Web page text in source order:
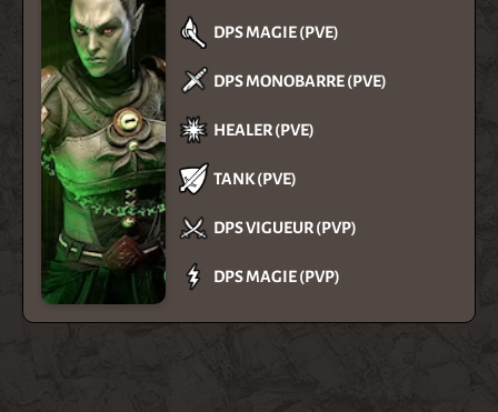
DPS MAGIE (PVE)
DPS MONOBARRE (PVE)
HEALER (PVE)
TANK (PVE)
DPS VIGUEUR (PVP)
DPS MAGIE (PVP)